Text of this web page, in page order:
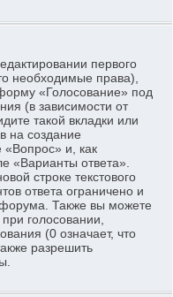
первого
необходимые права),
«Голосование» под
(в зависимости от
такой вкладки или
на создание
«Вопрос» и, как
«Варианты ответа».
строке текстового
ответа ограничено и
Также вы можете
голосовании,
(0 означает, что
разрешить